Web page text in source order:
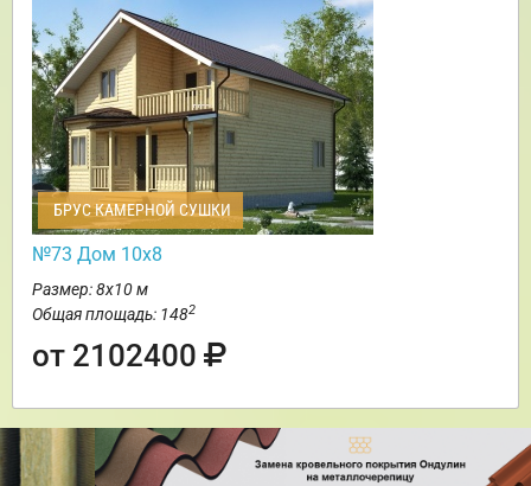
БРУС КАМЕРНОЙ СУШКИ
№73 Дом 10х8
Размер: 8х10 м
Общая площадь: 1482
от 2102400